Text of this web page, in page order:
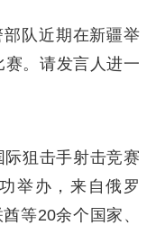
队近期在新疆举
赛。请发言人进一
际狙击手射击竞赛
举办，来自俄罗
等20余个国家、